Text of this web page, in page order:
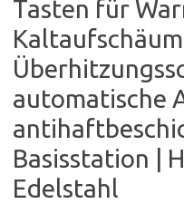
Tasten für
automatische
Basisstation |
Edelstahl